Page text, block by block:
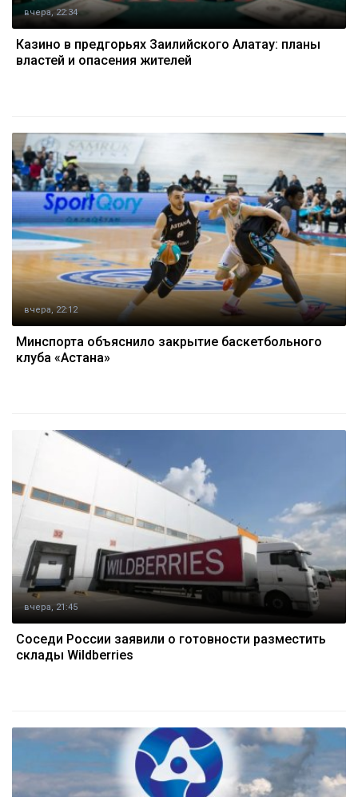
вчера, 22:34
Казино в предгорьях Заилийского Алатау: планы
властей и опасения жителей
вчера, 22:12
Минспорта объяснило закрытие баскетбольного
клуба «Астана»
вчера, 21:45
Соседи России заявили о готовности разместить
склады Wildberries